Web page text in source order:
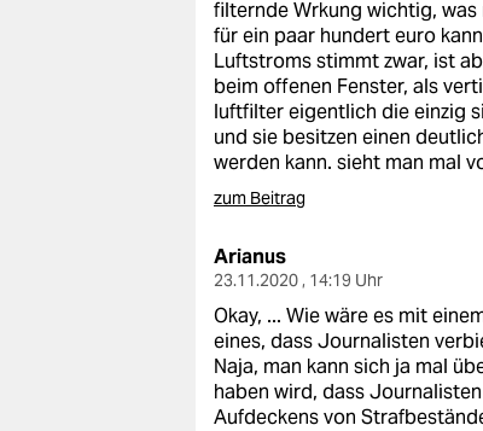
filternde Wrkung wichtig,
für ein paar hundert euro
Luftstroms stimmt zwar, ist
beim offenen Fenster, als
luftfilter eigentlich die einzig
und sie besitzen einen
werden kann. sieht man mal
zum Beitrag
Arianus
23.11.2020 , 14:19 Uhr
Okay, ... Wie wäre es mit
eines, dass Journalisten
Naja, man kann sich ja mal
haben wird, dass
Aufdeckens von